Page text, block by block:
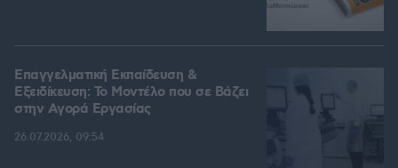
Επαγγελματική Εκπαίδευση &
Εξειδίκευση: Το Mοντέλο που σε Bάζει
στην Aγορά Eργασίας
26.07.2026, 09:54